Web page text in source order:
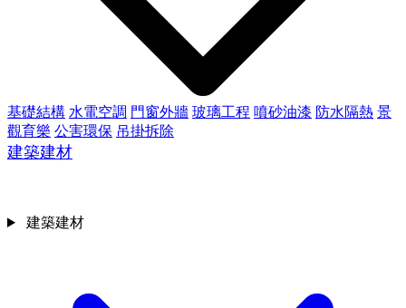
基礎結構 水電空調 門窗外牆 玻璃工程 噴砂油漆 防水隔熱 景
觀育樂 公害環保 吊掛拆除
建築建材
建築建材